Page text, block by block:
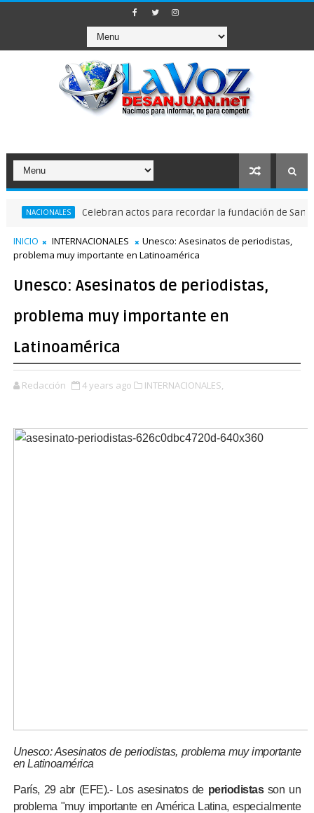
Celebran actos para recordar la fundación de Santo
INICIO INTERNACIONALES
Unesco: Asesinatos de periodistas,
problema muy importante en Latinoamérica
Unesco: Asesinatos de periodistas,
problema muy importante en
Latinoamérica
Redacción 4 years ago INTERNACIONALES,
Unesco: Asesinatos de periodistas, problema muy importante
en Latinoamérica
París, 29 abr (EFE).- Los asesinatos de periodistasson un
problema "muy importante en América Latina, especialmente